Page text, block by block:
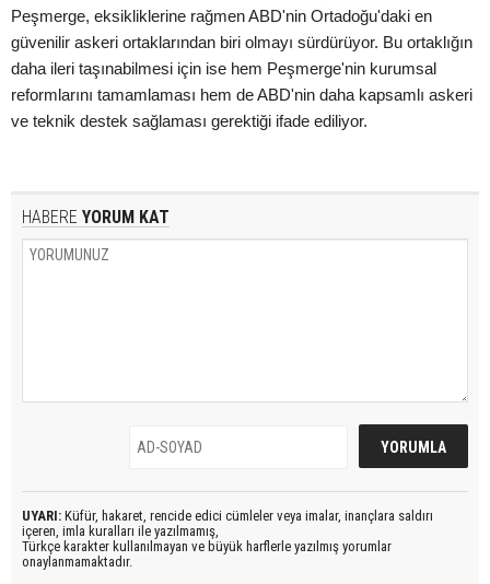
Peşmerge, eksikliklerine rağmen ABD'nin Ortadoğu'daki en
güvenilir askeri ortaklarından biri olmayı sürdürüyor. Bu ortaklığın
daha ileri taşınabilmesi için ise hem Peşmerge'nin kurumsal
reformlarını tamamlaması hem de ABD'nin daha kapsamlı askeri
ve teknik destek sağlaması gerektiği ifade ediliyor.
HABERE YORUM KAT
UYARI: Küfür, hakaret, rencide edici cümleler veya imalar, inançlara saldırı
içeren, imla kuralları ile yazılmamış,
Türkçe karakter kullanılmayan ve büyük harflerle yazılmış yorumlar
onaylanmamaktadır.